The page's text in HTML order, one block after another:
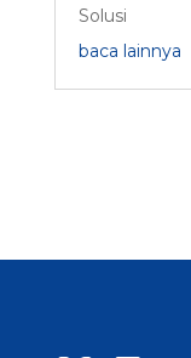
Solusi
baca lainnya